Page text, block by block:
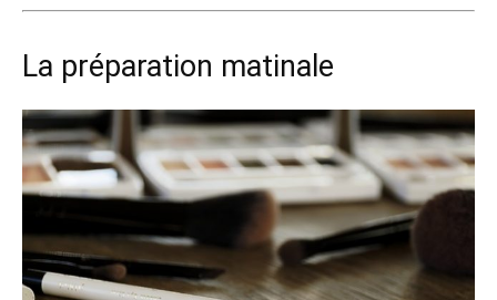
La préparation matinale